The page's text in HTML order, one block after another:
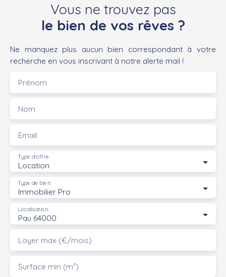
Vous ne trouvez pas
le bien de vos rêves ?
Ne manquez plus aucun bien correspondant à votre
recherche en vous inscrivant à notre alerte mail !
Prénom
Nom
Email
Location
Type d'offre
Immobilier Pro
Type de bien
Pau 64000
Localisation
Loyer max (€/mois)
Surface min (m²)